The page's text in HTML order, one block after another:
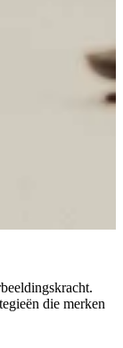
die merken